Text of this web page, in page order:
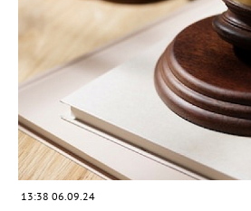
декабря 2001 года 22 летний
квартире по улице Менделеева вместе
знакомым. Произошла ссора и мужчина
множественные удары руками и
голову. От полученных травм он
испугался и выбросил тело в Обь.
обвинительным заключением
рассмотрения. Вартовчанину грозит до
лишения свободы.
13:38 06.09.24